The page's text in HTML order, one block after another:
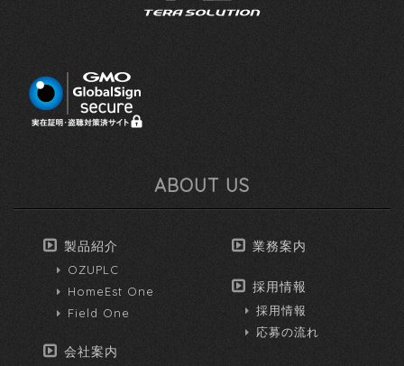
ABOUT US
製品紹介
OZUPLC
HomeEst One
Field One
会社案内
業務案内
採用情報
採用情報
応募の流れ